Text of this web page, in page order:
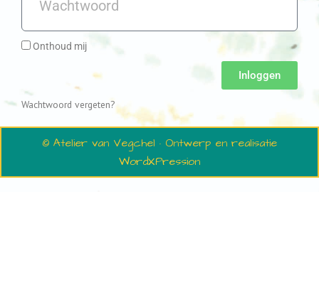
Onthoud mij
Inloggen
Wachtwoord vergeten?
© Atelier van Vegchel · Ontwerp en realisatie
WordXPression